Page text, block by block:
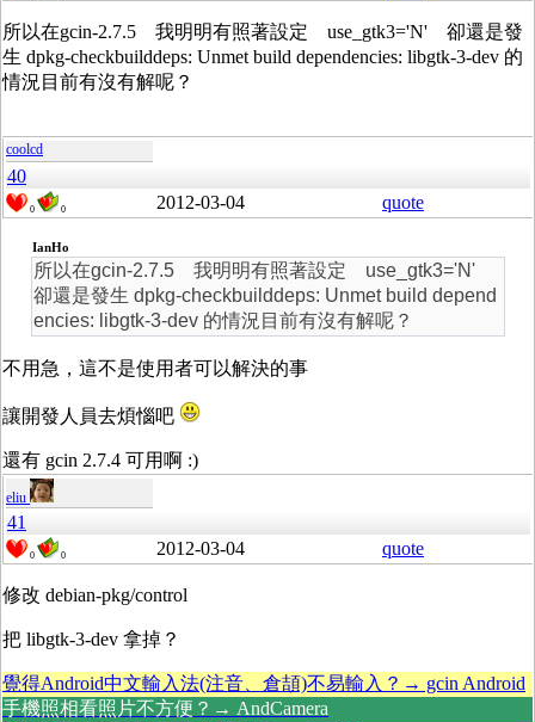
所以在gcin-2.7.5 我明明有照著設定 use_gtk3='N' 卻還是發
生 dpkg-checkbuilddeps: Unmet build dependencies: libgtk-3-dev 的
情況目前有沒有解呢？
coolcd
40
0 0 2012-03-04 quote
IanHo
所以在gcin-2.7.5 我明明有照著設定 use_gtk3='N'
卻還是發生 dpkg-checkbuilddeps: Unmet build depend
encies: libgtk-3-dev 的情況目前有沒有解呢？
不用急，這不是使用者可以解決的事
讓開發人員去煩惱吧
還有 gcin 2.7.4 可用啊 :)
eliu
41
0 0 2012-03-04 quote
修改 debian-pkg/control
把 libgtk-3-dev 拿掉？
覺得Android中文輸入法(注音、倉頡)不易輸入？→ gcin Android
手機照相看照片不方便？→ AndCamera